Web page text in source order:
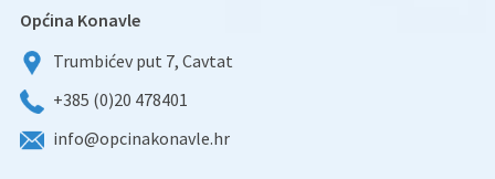
Općina Konavle
Trumbićev put 7, Cavtat
+385 (0)20 478401
info@opcinakonavle.hr